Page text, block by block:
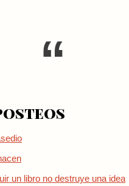
un libro no destruye una idea